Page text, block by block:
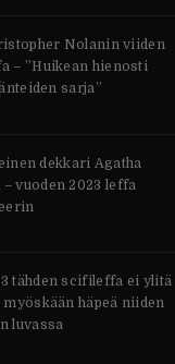
Nolanin viiden
– ”Huikean hienosti
sarja”
dekkari Agatha
vuoden 2023 leffa
tähden scifileffa ei ylitä
häpeä niiden
luvassa